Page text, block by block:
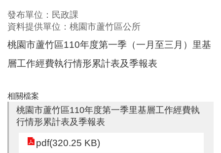
資
料
進
階
發布單位：民政課
資料提供單位：桃園市蘆竹區公所
桃園市蘆竹區110年度第一季（一月至三月）里基
層工作經費執行情形累計表及季報表
相關檔案
桃園市蘆竹區110年度第一季里基層工作經費執
行情形累計表及季報表
pdf(320.25 KB)